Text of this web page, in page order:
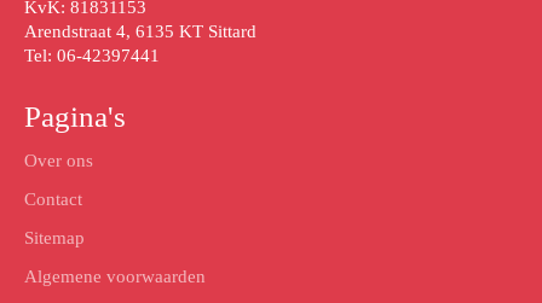
KvK: 81831153
Arendstraat 4, 6135 KT Sittard
Tel: 06-42397441
Pagina's
Over ons
Contact
Sitemap
Algemene voorwaarden